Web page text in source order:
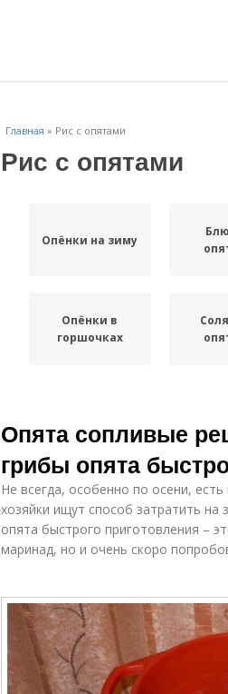
Главная » Рис с опятами
Рис с опятами
Опёнки на зиму
Опёнки в
горшочках
опёнки
Опёнки на
растительном
масле
Опята сопливые
грибы опята
Не всегда, особенно по осени,
хозяйки ищут способ затратить
опята быстрого приготовления –
маринад, но и очень скоро